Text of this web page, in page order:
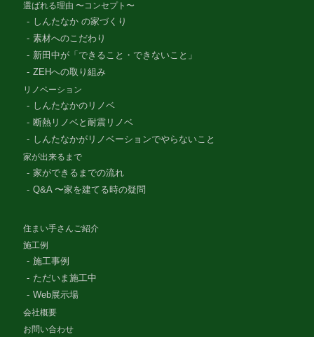
選ばれる理由 〜コンセプト〜
しんたなか の家づくり
素材へのこだわり
新田中が「できること・できないこと」
ZEHへの取り組み
リノベーション
しんたなかのリノベ
断熱リノベと耐震リノベ
しんたなかがリノベーションでやらないこと
家が出来るまで
家ができるまでの流れ
Q&A 〜家を建てる時の疑問
住まい手さんご紹介
施工例
施工事例
ただいま施工中
Web展示場
会社概要
お問い合わせ